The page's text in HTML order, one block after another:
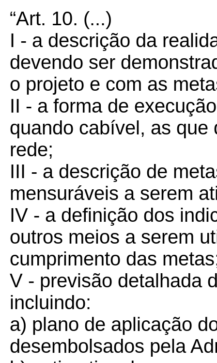
“Art. 10. (...)
I - a descrição da
devendo ser
o projeto e com as
II - a forma de
quando cabível, as que
rede;
III - a descrição de
mensuráveis a serem
IV - a definição dos
outros meios a serem
cumprimento das
V - previsão detalhada
incluindo:
a) plano de aplicação
desembolsados pela